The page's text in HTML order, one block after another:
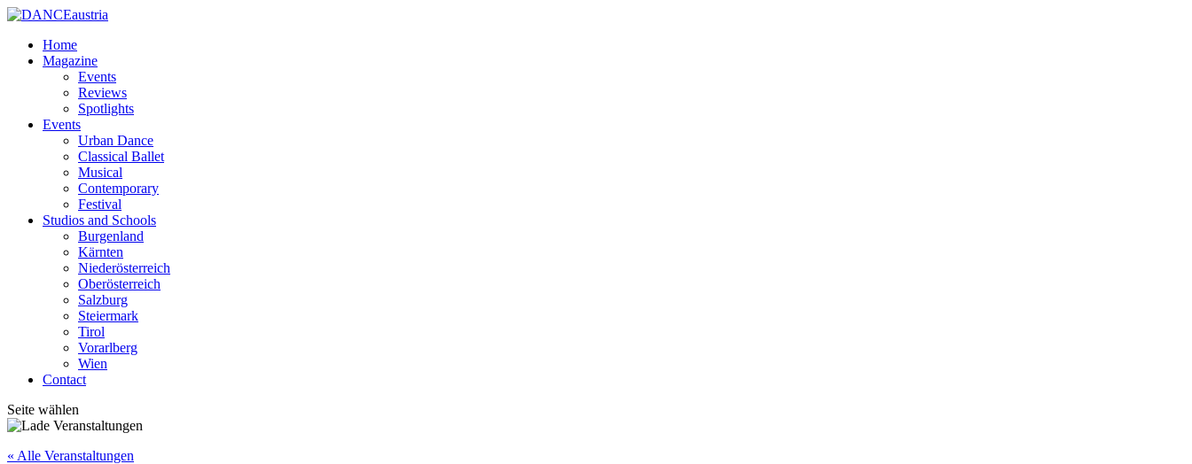
Home
Magazine
Events
Reviews
Spotlights
Events
Urban Dance
Classical Ballet
Musical
Contemporary
Festival
Studios and Schools
Burgenland
Kärnten
Niederösterreich
Oberösterreich
Salzburg
Steiermark
Tirol
Vorarlberg
Wien
Contact
Seite wählen
« Alle Veranstaltungen